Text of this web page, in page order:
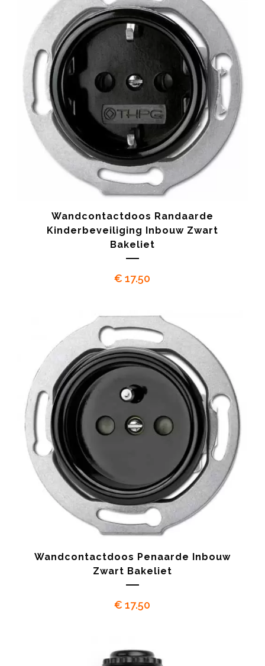
Wandcontactdoos Randaarde
Kinderbeveiliging Inbouw Zwart
Bakeliet
€ 17.50
Wandcontactdoos Penaarde Inbouw
Zwart Bakeliet
€ 17.50